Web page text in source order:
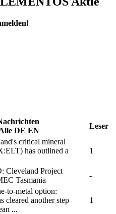
DE EN
Leser
critical mineral
has outlined a
1
Cleveland Project
Tasmania
-
to-metal option:
cleared another step
...
1